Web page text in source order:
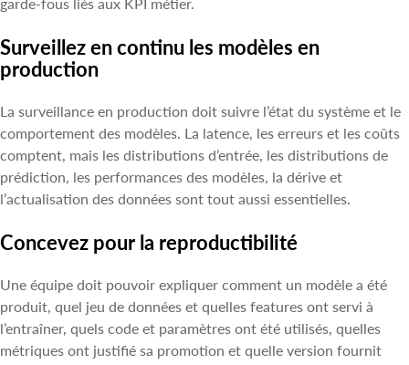
Surveillez en continu les modèles en
production
La surveillance en production doit suivre l’état du système et le
comportement des modèles. La latence, les erreurs et les coûts
comptent, mais les distributions d’entrée, les distributions de
prédiction, les performances des modèles, la dérive et
l’actualisation des données sont tout aussi essentielles.
Concevez pour la reproductibilité
Une équipe doit pouvoir expliquer comment un modèle a été
produit, quel jeu de données et quelles features ont servi à
l’entraîner, quels code et paramètres ont été utilisés, quelles
métriques ont justifié sa promotion et quelle version fournit